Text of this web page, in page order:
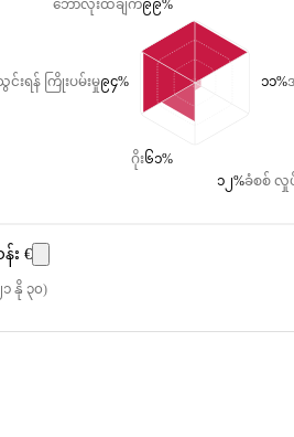
ဘောလုံးထိချက်၉၉%
းရန် ကြိုးပမ်းမှု၉၄%
ဂိုး၆၁%
၁၁%
ခံစစ် လှုပ်
၁၂%
း €
၁ နို ၃၀)